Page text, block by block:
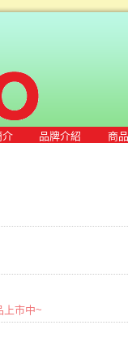
介 品牌介紹 商
上市中~